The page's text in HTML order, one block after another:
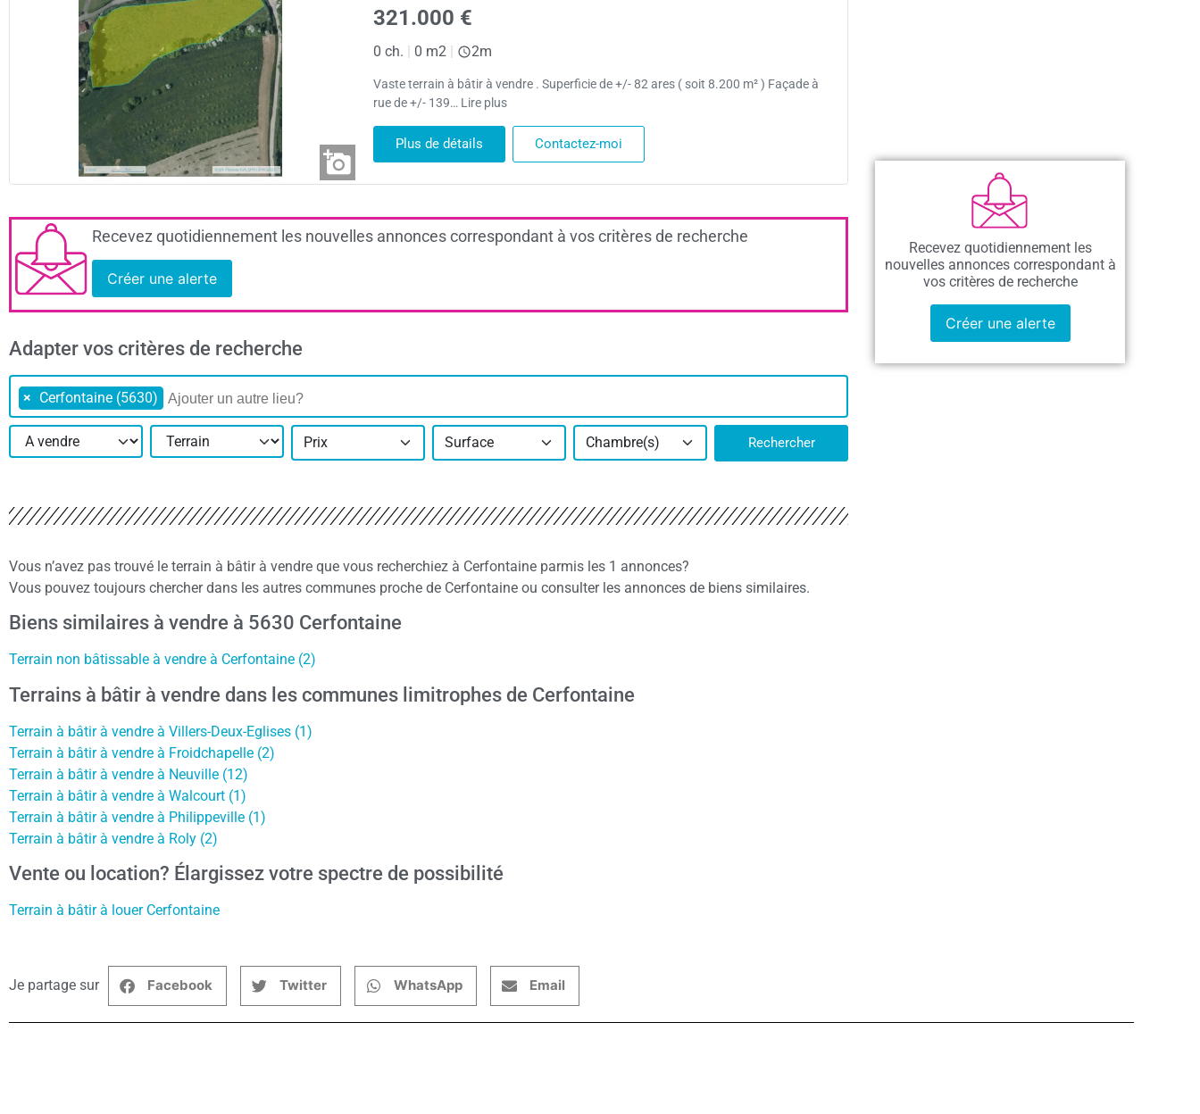
321.000 €
0 ch. | 0 m2 | 2m
Vaste terrain à bâtir à vendre . Superficie de +/- 82 ares ( soit 8.200 m² ) Façade à
rue de +/- 139… Lire plus
Plus de détails Contactez-moi
Recevez quotidiennement les nouvelles annonces correspondant à vos critères de recherche
Créer une alerte
Adapter vos critères de recherche
× Cerfontaine (5630)
Prix Surface Chambre(s) Rechercher
Vous n’avez pas trouvé le terrain à bâtir à vendre que vous recherchiez à Cerfontaine parmis les 1 annonces?
Vous pouvez toujours chercher dans les autres communes proche de Cerfontaine ou consulter les annonces de biens similaires.
Biens similaires à vendre à 5630 Cerfontaine
Terrain non bâtissable à vendre à Cerfontaine (2)
Terrains à bâtir à vendre dans les communes limitrophes de Cerfontaine
Terrain à bâtir à vendre à Villers-Deux-Eglises (1)
Terrain à bâtir à vendre à Froidchapelle (2)
Terrain à bâtir à vendre à Neuville (12)
Terrain à bâtir à vendre à Walcourt (1)
Terrain à bâtir à vendre à Philippeville (1)
Terrain à bâtir à vendre à Roly (2)
Vente ou location? Élargissez votre spectre de possibilité
Terrain à bâtir à louer Cerfontaine
Recevez quotidiennement les
nouvelles annonces correspondant à
vos critères de recherche
Créer une alerte
Je partage sur Facebook Twitter WhatsApp Email